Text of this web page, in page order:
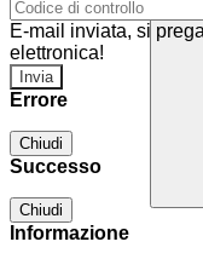
E-mail inviata, si
elettronica!
Errore
Chiudi
Successo
Chiudi
Informazione